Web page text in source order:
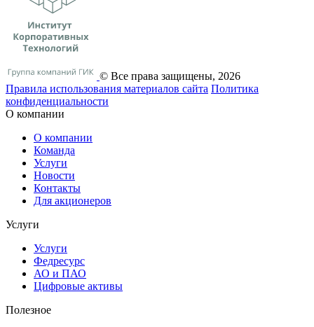
© Все права защищены, 2026
Правила использования материалов сайта Политика
конфиденциальности
О компании
О компании
Команда
Услуги
Новости
Контакты
Для акционеров
Услуги
Услуги
Федресурс
АО и ПАО
Цифровые активы
Полезное